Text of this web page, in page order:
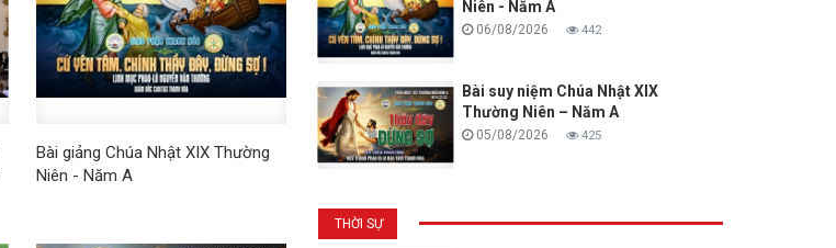
Bài giảng Chúa Nhật XIX Thường
Niên - Năm A
Niên - Năm A
06/08/2026 442
Bài suy niệm Chúa Nhật XIX
Thường Niên – Năm A
05/08/2026 425
THỜI SỰ